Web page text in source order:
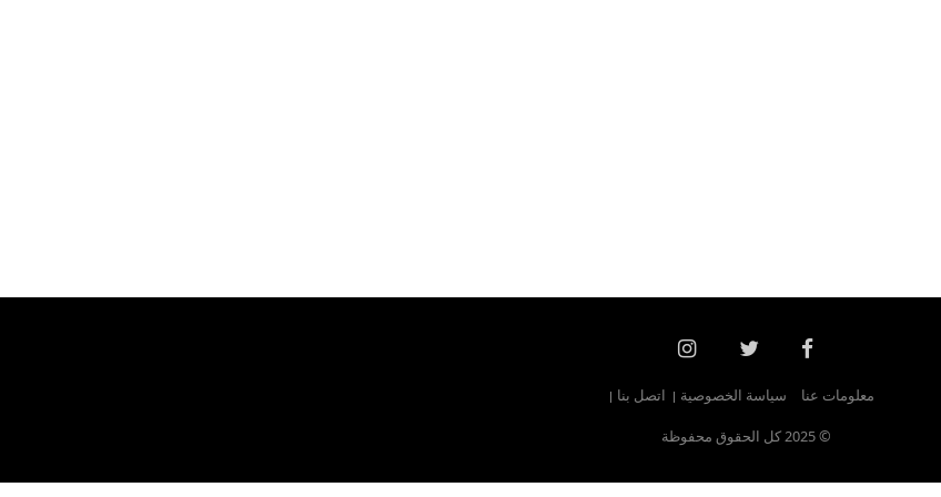
معلومات عنا سياسة الخصوصية
اتصل بنا
© 2025 كل الحقوق محفوظة